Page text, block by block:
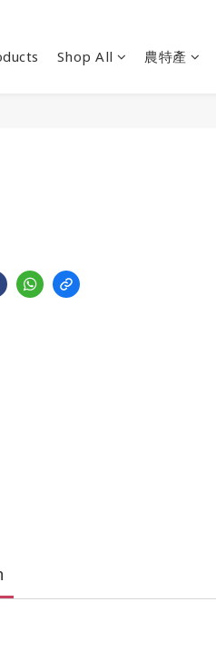
Shop All 農特產